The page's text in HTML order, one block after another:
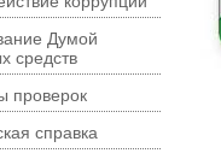
Думой
средств
проверок
справка